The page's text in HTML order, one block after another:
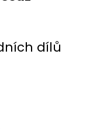
dílů